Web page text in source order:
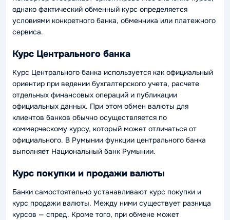
однако фактический обменный курс определяется
условиями конкретного банка, обменника или платежного
сервиса.
Курс Центрального банка
Курс Центрального банка используется как официальный
ориентир при ведении бухгалтерского учета, расчете
отдельных финансовых операций и публикации
официальных данных. При этом обмен валюты для
клиентов банков обычно осуществляется по
коммерческому курсу, который может отличаться от
официального. В Румынии функции центрального банка
выполняет Национальный банк Румынии.
Курс покупки и продажи валюты
Банки самостоятельно устанавливают курс покупки и
курс продажи валюты. Между ними существует разница
курсов — спред. Кроме того, при обмене может